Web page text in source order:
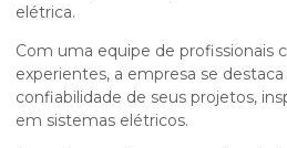
elétrica.
Com uma equipe de profissionais
experientes, a empresa se
confiabilidade de seus projetos,
em sistemas elétricos.